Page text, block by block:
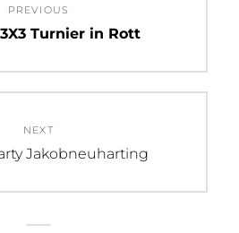
PREVIOUS
Turnier in Rott
NEXT
Jakobneuharting